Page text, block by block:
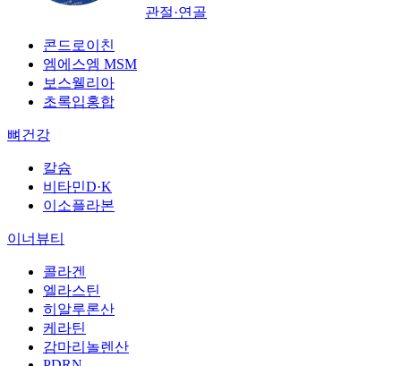
관절·연골
콘드로이친
엠에스엠 MSM
보스웰리아
초록입홍합
뼈건강
칼슘
비타민D·K
이소플라본
이너뷰티
콜라겐
엘라스틴
히알루론산
케라틴
감마리놀렌산